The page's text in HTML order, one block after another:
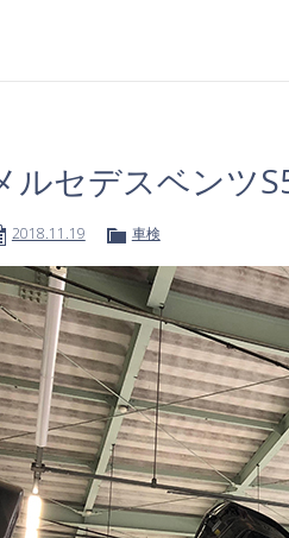
ルセデスベンツ
2018.11.19 車検